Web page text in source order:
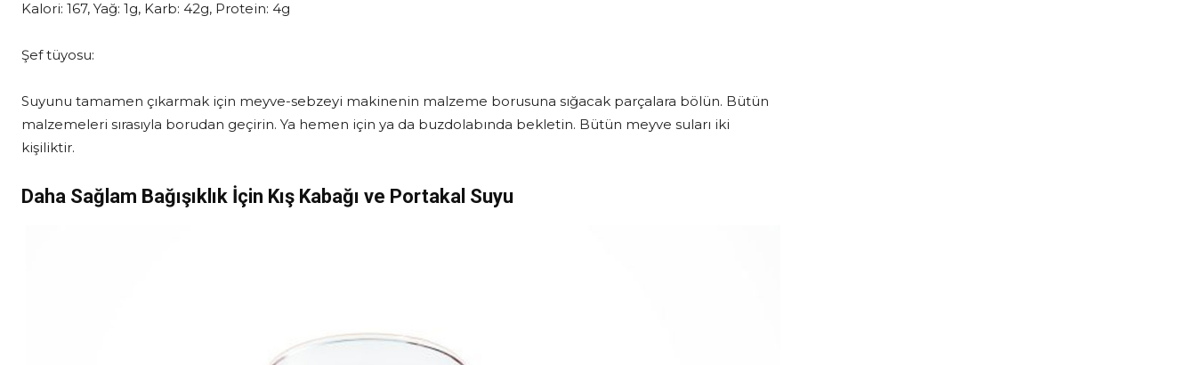
Kalori: 167, Yağ: 1g, Karb: 42g, Protein: 4g
Şef tüyosu:
Suyunu tamamen çıkarmak için meyve-sebzeyi makinenin malzeme borusuna sığacak parçalara bölün. Bütün
malzemeleri sırasıyla borudan geçirin. Ya hemen için ya da buzdolabında bekletin. Bütün meyve suları iki
kişiliktir.
Daha Sağlam Bağışıklık İçin Kış Kabağı ve Portakal Suyu